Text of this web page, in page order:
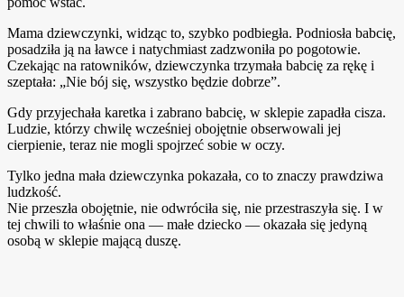
Mama dziewczynki, widząc to, szybko podbiegła. Podniosła babcię,
posadziła ją na ławce i natychmiast zadzwoniła po pogotowie.
Czekając na ratowników, dziewczynka trzymała babcię za rękę i
szeptała: „Nie bój się, wszystko będzie dobrze”.
Gdy przyjechała karetka i zabrano babcię, w sklepie zapadła cisza.
Ludzie, którzy chwilę wcześniej obojętnie obserwowali jej
cierpienie, teraz nie mogli spojrzeć sobie w oczy.
Tylko jedna mała dziewczynka pokazała, co to znaczy prawdziwa
ludzkość.
Nie przeszła obojętnie, nie odwróciła się, nie przestraszyła się. I w
tej chwili to właśnie ona — małe dziecko — okazała się jedyną
osobą w sklepie mającą duszę.